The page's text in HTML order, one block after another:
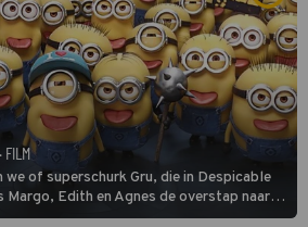
· FILM
we of superschurk Gru, die in Despicable
Margo, Edith en Agnes de overstap naar
ook op dat pad weet te blijven.